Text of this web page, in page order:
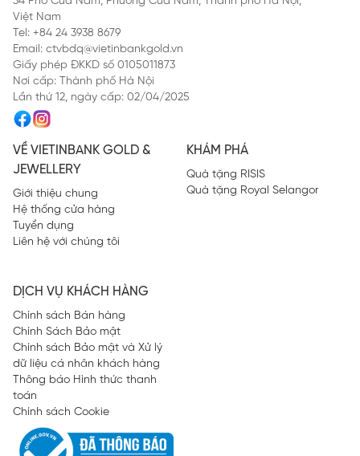
Việt Nam
Tel: +84 24 3938 8679
Email: ctvbdq@vietinbankgold.vn
Giấy phép ĐKKD số 0105011873
Nơi cấp: Thành phố Hà Nội
Lần thứ 12, ngày cấp: 02/04/2025
VỀ VIETINBANK GOLD &
JEWELLERY
Giới thiệu chung
Hệ thống cửa hàng
Tuyển dụng
Liên hệ với chúng tôi
KHÁM PHÁ
Quà tặng RISIS
Quà tặng Royal Selangor
DỊCH VỤ KHÁCH HÀNG
Chính sách Bán hàng
Chính Sách Bảo mật
Chính sách Bảo mật và Xử lý
dữ liệu cá nhân khách hàng
Thông báo Hình thức thanh
toán
Chính sách Cookie